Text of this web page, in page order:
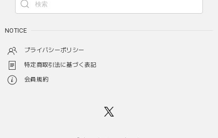
NOTICE
プライバシーポリシー
特定商取引法に基づく表記
会員規約